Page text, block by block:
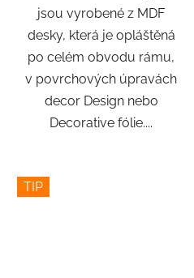
jsou vyrobené z MDF
desky, která je opláštěná
po celém obvodu rámu,
v povrchových úpravách
decor Design nebo
Decorative fólie....
TIP